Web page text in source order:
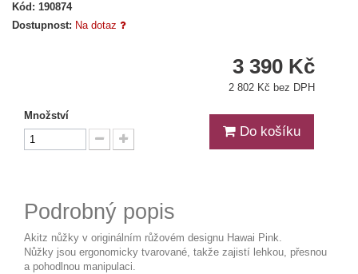
Kód: 190874
Dostupnost: Na dotaz
3 390 Kč
2 802 Kč bez DPH
Množství
Do košíku
Podrobný popis
Akitz nůžky v originálním růžovém designu Hawai Pink.
Nůžky jsou ergonomicky tvarované, takže zajistí lehkou, přesnou
a pohodlnou manipulaci.